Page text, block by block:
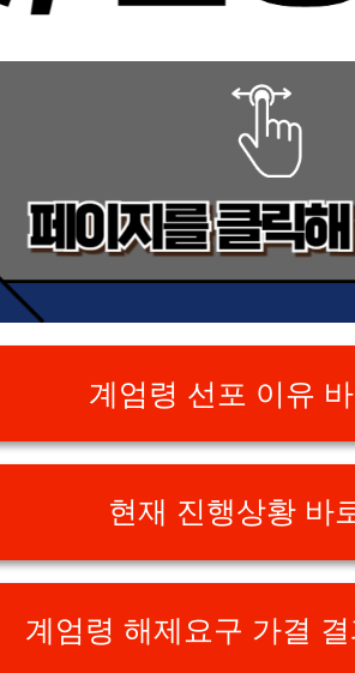
계엄령 선포 이유
현재 진행상황 바
계엄령 해제요구 가결